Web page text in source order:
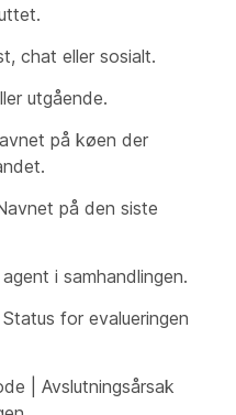
chat eller sosialt.
utgående.
på køen der
på den siste
i samhandlingen.
for evalueringen
| Avslutningsårsak